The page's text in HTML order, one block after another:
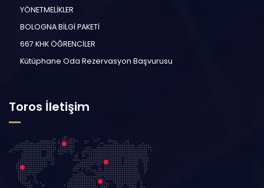
YÖNETMELİKLER
BOLOGNA BİLGİ PAKETİ
667 KHK ÖĞRENCİLER
Kütüphane Oda Rezervasyon Başvurusu
Toros İletişim